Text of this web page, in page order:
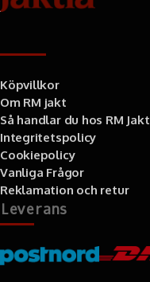
Köpvillkor
Om RM jakt
Så handlar du hos RM Jakt
Integritetspolicy
Cookiepolicy
Vanliga Frågor
Reklamation och retur
Leverans